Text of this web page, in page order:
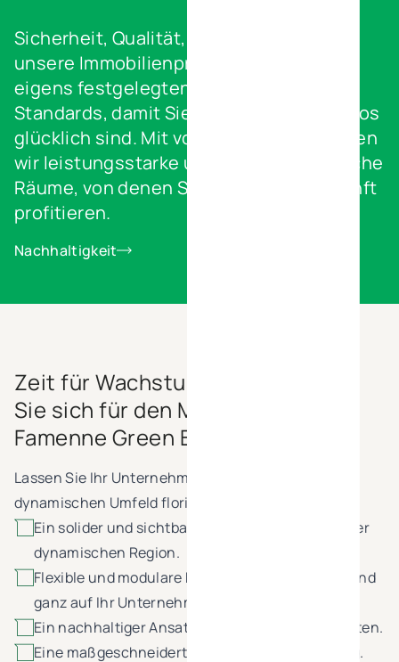
Sicherheit, Qualität, Umweltschutz. All
unsere Immobilienprojekte erfüllen die
eigens festgelegten anspruchsvollen
Standards, damit Sie als Nutzer wunschlos
glücklich sind. Mit vollem Einsatz schaffen
wir leistungsstarke und umweltfreundliche
Räume, von denen Sie jetzt und in Zukunft
profitieren.
Nachhaltigkeit
Zeit für Wachstum? Entscheiden
Sie sich für den Marche-en-
Famenne Green Business Park
Lassen Sie Ihr Unternehmen in diesem grünen und
dynamischen Umfeld florieren:
Ein solider und sichtbarer Standort inmitten einer
dynamischen Region.
Flexible und modulare Räumlichkeiten, die voll und
ganz auf Ihr Unternehmen zugeschnitten sind.
Ein nachhaltiger Ansatz für niedrige Energiekosten.
Eine maßgeschneiderte, persönliche Begleitung.